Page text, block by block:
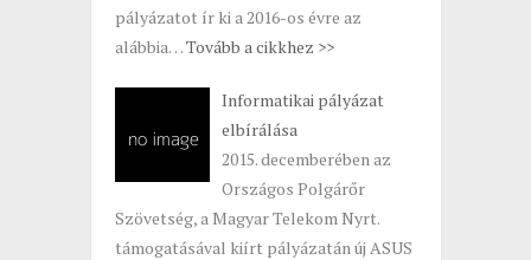
pályázatot ír ki a 2016-os évre az
alábbia…Tovább a cikkhez >>
Informatikai pályázat
elbírálása
2015. decemberében az
Országos Polgárőr
Szövetség, a Magyar Telekom Nyrt.
támogatásával kiírt pályázatán új ASUS